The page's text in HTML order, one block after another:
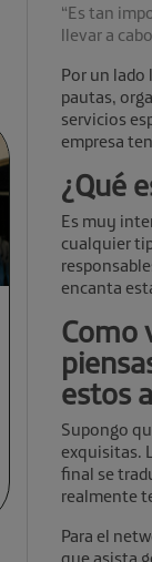
“Es tan
llevar a
Por un lado
pautas,
servicios
empresa
¿Qué
Es muy
cualquier
encanta
Como
estos
Supongo
exquisitas.
final se
realmente
Para el
que asista